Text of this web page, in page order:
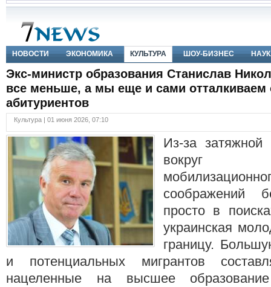
НОВОСТИ ЭКОНОМИКА КУЛЬТУРА ШОУ-БИЗНЕС
Экс-министр образования Станислав
все меньше, а мы еще и сами отталкиваем
абитуриентов
Культура | 01 июня 2026, 07:10
Из-за затяжной
вокруг
соображений
просто в
украинская
границу.
и потенциальных мигрантов
нацеленные на высшее